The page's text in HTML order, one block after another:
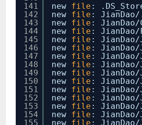
141
142
143
144
145
146
147
148
149
150
151
152
153
154
155
new file :
new file : JianDao/
new file : JianDao/
new file : JianDao/
new file : JianDao/
new file : JianDao/
new file : JianDao/
new file : JianDao/
new file : JianDao/
new file : JianDao/
new file : JianDao/
new file : JianDao/
new file : JianDao/
new file : JianDao/
new file : JianDao/